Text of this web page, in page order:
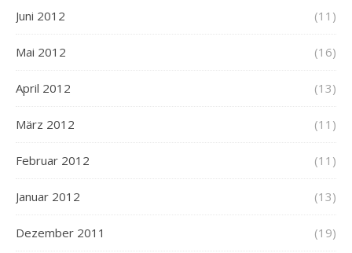
Juni 2012 (11)
Mai 2012 (16)
April 2012 (13)
März 2012 (11)
Februar 2012 (11)
Januar 2012 (13)
Dezember 2011 (19)